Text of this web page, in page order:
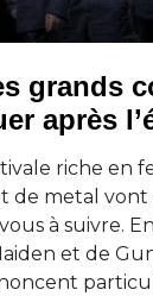
grands
après
riche en
de metal vont
à suivre.
et de